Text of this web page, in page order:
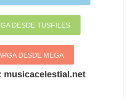
DESDE TUSFILES
DESDE MEGA
musicacelestial.net